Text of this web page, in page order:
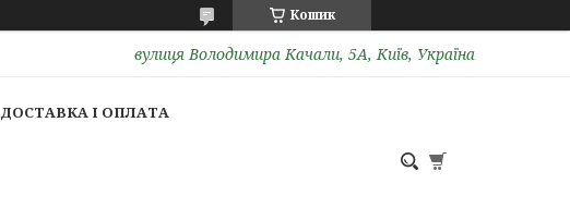
Кошик
вулиця Володимира Качали, 5А, Київ, Україна
ДОСТАВКА І ОПЛАТА